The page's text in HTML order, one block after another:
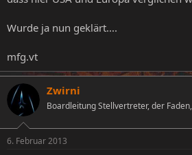
Wurde ja nun geklärt....
mfg.vt
Zwirni
Boardleitung Stellvertreter, der
6. Februar 2013